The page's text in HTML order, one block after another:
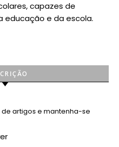
capazes de
educação e da escola.
artigos e mantenha-se